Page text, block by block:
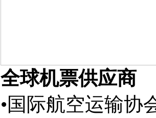
全球机票供应商
•国际航空运